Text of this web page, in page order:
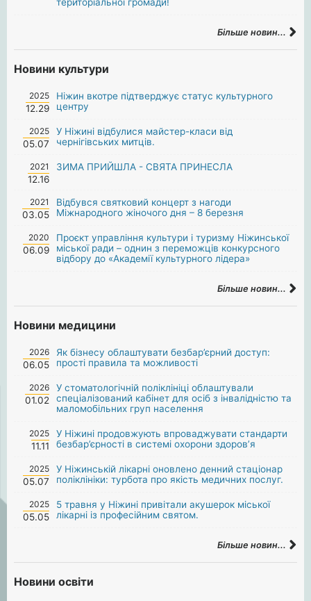
Більше новин...
Новини культури
2025
12.29
Ніжин вкотре підтверджує статус культурного
центру
2025
05.07
У Ніжині відбулися майстер-класи від
чернігівських митців.
2021
12.16
ЗИМА ПРИЙШЛА - СВЯТА ПРИНЕСЛА
2021
03.05
Відбувся святковий концерт з нагоди
Міжнародного жіночого дня – 8 березня
2020
06.09
Проєкт управління культури і туризму Ніжинської
міської ради – однин з переможців конкурсного
відбору до «Академії культурного лідера»
Більше новин...
Новини медицини
2026
06.05
Як бізнесу облаштувати безбар’єрний доступ:
прості правила та можливості
2026
01.02
У стоматологічній поліклініці облаштували
спеціалізований кабінет для осіб з інвалідністю та
маломобільних груп населення
2025
11.11
У Ніжині продовжують впроваджувати стандарти
безбар’єрності в системі охорони здоров’я
2025
05.07
У Ніжинській лікарні оновлено денний стаціонар
поліклініки: турбота про якість медичних послуг.
2025
05.05
5 травня у Ніжині привітали акушерок міської
лікарні із професійним святом.
Більше новин...
Новини освіти